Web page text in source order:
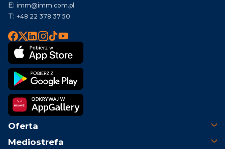
E: imm@imm.com.pl
T: +48 22 378 37 50
Oferta
Mediostrefa